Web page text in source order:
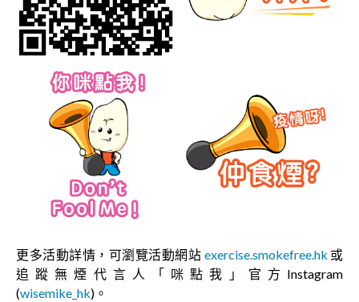
更多活動詳情，可瀏覽活動網站 exercise.smokefree.hk 或
追蹤無煙代言人「咪點我」官方Instagram
(wisemike_hk)。